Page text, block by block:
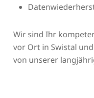
Wir sind Ihr
vor Ort in Swistal
von unserer